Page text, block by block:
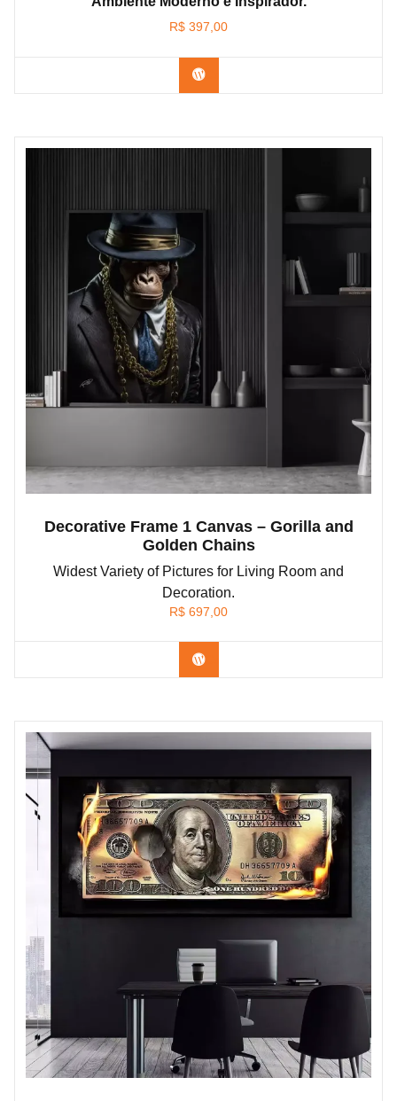
R$ 397,00
Confira os modelos
Decorative Frame 1 Canvas – Gorilla and
Golden Chains
Widest Variety of Pictures for Living Room and
Decoration.
R$ 697,00
Confira os modelos